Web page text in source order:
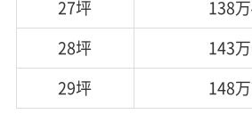
27坪
138
28坪
143
29坪
148